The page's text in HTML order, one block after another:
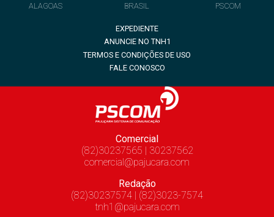
ALAGOAS
BRASIL
PSCOM
EXPEDIENTE
ANUNCIE NO TNH1
TERMOS E CONDIÇÕES DE USO
FALE CONOSCO
Comercial
(82)30237565 | 30237562
comercial@pajucara.com
Redação
(82)30237574 | (82)3023-7574
tnh1@pajucara.com